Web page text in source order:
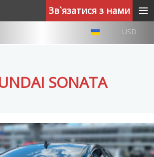
USD
SONATA
Зв`язатися з нами ≡